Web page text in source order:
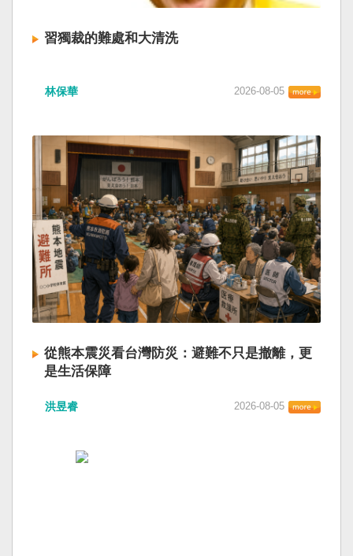
習獨裁的難處和大清洗
林保華 2026-08-05
從熊本震災看台灣防災：避難不只是撤離，更
是生活保障
洪昱睿 2026-08-05